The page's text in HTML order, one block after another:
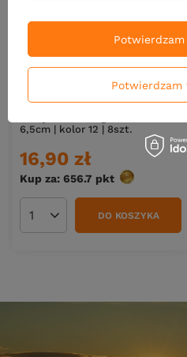
6,5cm | kolor 12 | 8szt.
16,90 zł
Kup za: 656.7 pkt punktów
Ilość produktówDO KOSZYKA
Potwierdzam